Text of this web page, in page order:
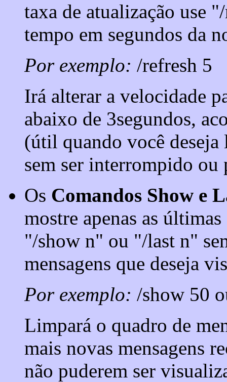
taxa de atualização use
tempo em segundos da
Por exemplo: /refresh 5
Irá alterar a velocidade
abaixo de 3segundos,
(útil quando você deseja
sem ser interrompido
Os Comandos Show e
mostre apenas as últimas
"/show n" ou "/last n"
mensagens que deseja
Por exemplo: /show 50
Limpará o quadro de
mais novas mensagens
não puderem ser